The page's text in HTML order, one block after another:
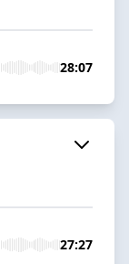
28:07
27:27